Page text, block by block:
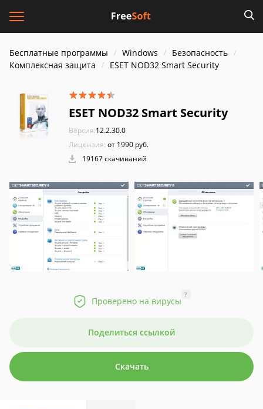
Бесплатные программы Windows
Безопасность
Комплексная защита
ESET NOD32 Smart Security
ESET NOD32 Smart Security
Версия:12.2.30.0
Лицензия: от 1990 руб.
19167 скачиваний
Проверено на вирусы
?
Поделиться ссылкой
Скачать